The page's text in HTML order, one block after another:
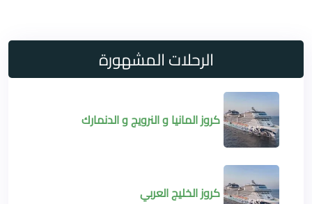
الرحلات المشهورة
كروز المانيا و النرويج و الدنمارك
كروز الخليج العربي